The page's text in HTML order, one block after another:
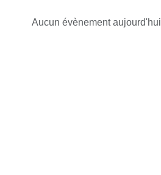
Aucun évènement aujourd'hui